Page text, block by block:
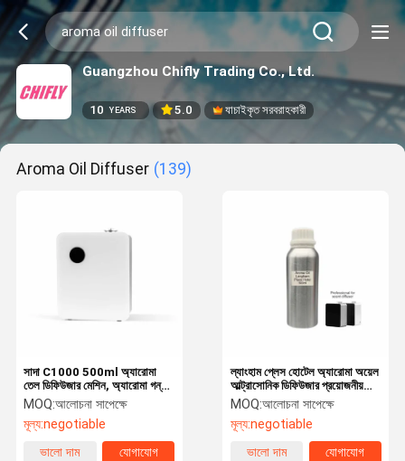
Guangzhou Chifly Trading Co., Ltd.
10 YEARS 5.0 যাচাইকৃত সরবরাহকারী
Aroma Oil Diffuser (139)
সাদা C1000 500ml অ্যারোমা
তেল ডিফিউজার মেশিন, অ্যারোমা গন্ধ
ডিফিউজার মেশিন 3.3KG
MOQ:আলোচনা সাপেক্ষে
মূল্য:negotiable
ভালো দাম
যোগাযোগ
ল্যাংহাম প্লেস হোটেল অ্যারোমা অয়েল
আল্ট্রাসোনিক ডিফিউজার প্রয়োজনীয়
তেল
MOQ:আলোচনা সাপেক্ষে
মূল্য:negotiable
ভালো দাম
যোগাযোগ